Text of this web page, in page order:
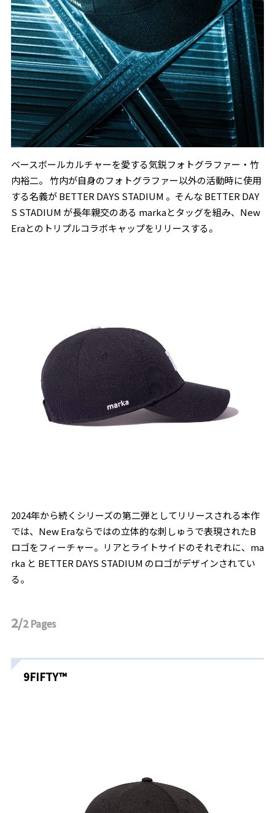
ベースボールカルチャーを愛する気鋭フォトグラファー・竹
内裕二。 竹内が自身のフォトグラファー以外の活動時に使用
する名義が BETTER DAYS STADIUM 。そんな BETTER DAY
S STADIUM が長年親交のある markaとタッグを組み、New
Eraとのトリプルコラボキャップをリリースする。
2024年から続くシリーズの第二弾としてリリースされる本作
では、New Eraならではの立体的な刺しゅうで表現されたB
ロゴをフィーチャー。リアとライトサイドのそれぞれに、ma
rka と BETTER DAYS STADIUM のロゴがデザインされてい
る。
2/2Pages
9FIFTY™